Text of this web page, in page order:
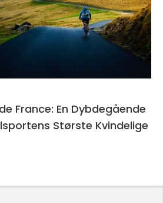
France: En Dybdegående
Største Kvindelige